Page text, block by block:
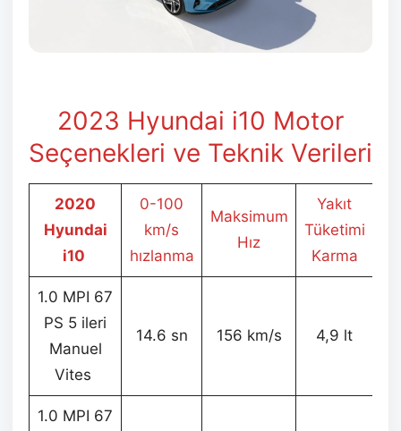
2023 Hyundai i10 Motor
Seçenekleri ve Teknik Verileri
2020
Hyundai
i10
0-100
km/s
hızlanma
Maksimum
Hız
Yakıt
Tüketimi
Karma
1.0 MPI 67
PS 5 ileri
Manuel
Vites
14.6 sn 156 km/s 4,9 lt
1.0 MPI 67